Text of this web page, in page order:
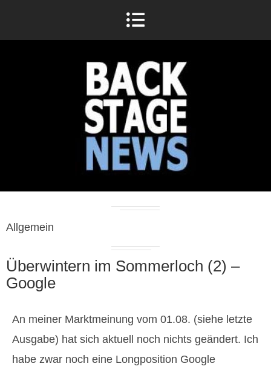
Allgemein
Überwintern im Sommerloch (2) –
Google
An meiner Marktmeinung vom 01.08. (siehe letzte
Ausgabe) hat sich aktuell noch nichts geändert. Ich
habe zwar noch eine Longposition Google